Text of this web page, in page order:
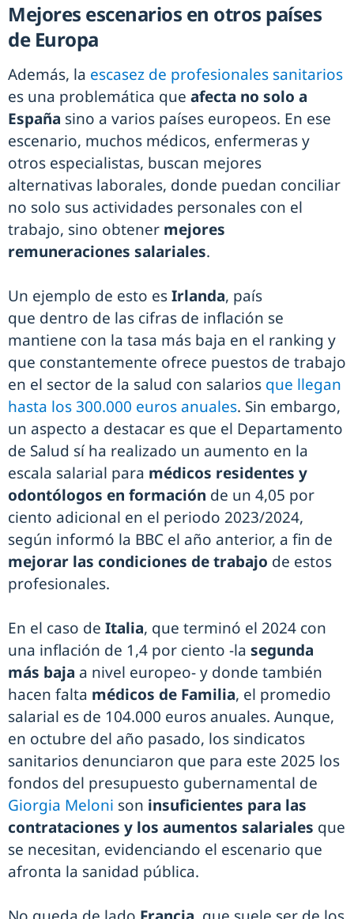
Mejores escenarios en otros países
de Europa
Además, la escasez de profesionales sanitarios
es una problemática que afecta no solo a
España sino a varios países europeos. En ese
escenario, muchos médicos, enfermeras y
otros especialistas, buscan mejores
alternativas laborales, donde puedan conciliar
no solo sus actividades personales con el
trabajo, sino obtener mejores
remuneraciones salariales.
Un ejemplo de esto esIrlanda, país
que dentro de las cifras de inflación se
mantiene con la tasa más baja en el ranking y
que constantemente ofrece puestos de trabajo
en el sector de la salud con salarios que llegan
hasta los 300.000 euros anuales. Sin embargo,
un aspecto a destacar es que el Departamento
de Salud sí ha realizado un aumento en la
escala salarial para médicos residentes y
odontólogos en formación de un 4,05 por
ciento adicional en el periodo 2023/2024,
según informó la BBC el año anterior, a fin de
mejorar las condiciones de trabajo de estos
profesionales.
En el caso de Italia, que terminó el 2024 con
una inflación de 1,4 por ciento -la segunda
más baja a nivel europeo- y donde también
hacen falta médicos de Familia, el promedio
salarial es de 104.000 euros anuales. Aunque,
en octubre del año pasado, los sindicatos
sanitarios denunciaron que para este 2025 los
fondos del presupuesto gubernamental de
Giorgia Meloni son insuficientes para las
contrataciones y los aumentos salariales que
se necesitan, evidenciando el escenario que
afronta la sanidad pública.